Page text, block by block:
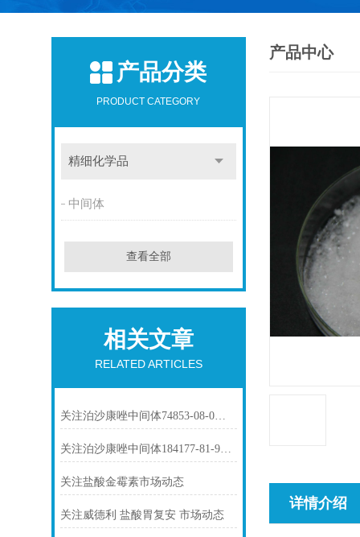
产品分类
PRODUCT CATEGORY
精细化学品
中间体
查看全部
相关文章
RELATED ARTICLES
关注泊沙康唑中间体74853-08-0市场动态
关注泊沙康唑中间体184177-81-9市场动态
关注盐酸金霉素市场动态
关注威德利 盐酸胃复安 市场动态
产品中心
详情介绍